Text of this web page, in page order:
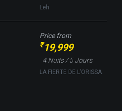
Leh
Price from
₹19,999
4 Nuits / 5 Jours
LA FIERTE DE L’ORISSA